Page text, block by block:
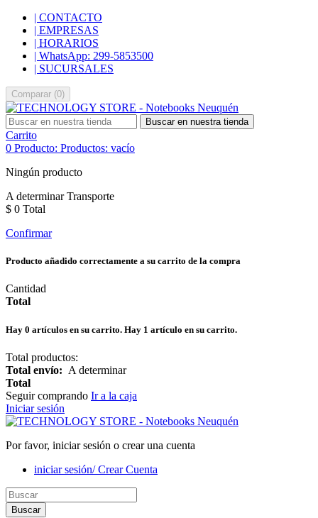
| CONTACTO
| EMPRESAS
| HORARIOS
| WhatsApp: 299-5853500
| SUCURSALES
Comparar (0)
Buscar en nuestra tienda
Carrito
0 Producto: Productos: vacío
Ningún producto
A determinarTransporte
$ 0 Total
Confirmar
Producto añadido correctamente a su carrito de la compra
Cantidad
Total
Hay 0 artículos en su carrito. Hay 1 artículo en su carrito.
Total productos:
Total envío: A determinar
Total
Seguir comprando Ir a la caja
Iniciar sesión
Por favor, iniciar sesión o crear una cuenta
iniciar sesión/ Crear Cuenta
Buscar